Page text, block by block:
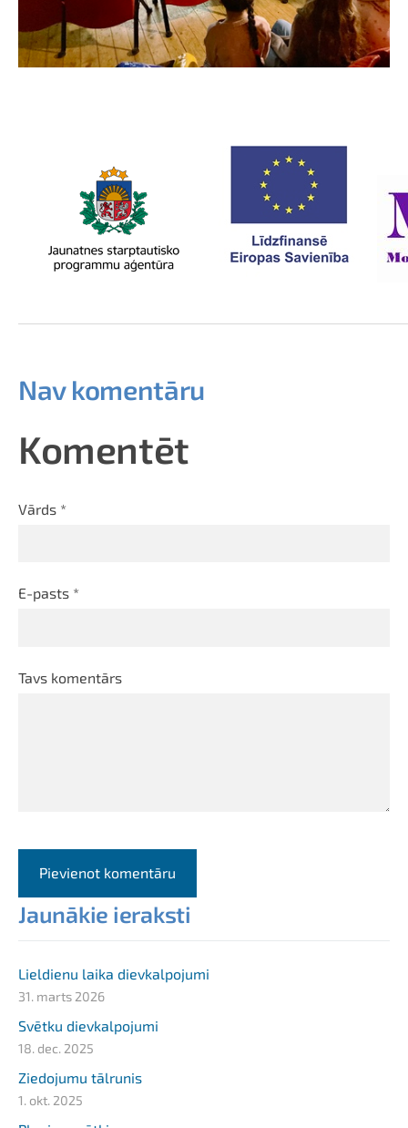
Jaunākie ieraksti
Lieldienu laika dievkalpojumi
31. marts 2026
Svētku dievkalpojumi
18. dec. 2025
Ziedojumu tālrunis
1. okt. 2025
Nav komentāru
Komentēt
Vārds *
E-pasts *
Tavs komentārs